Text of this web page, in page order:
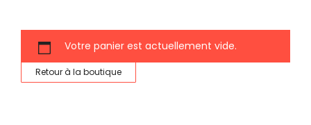
Votre panier est actuellement vide.
Retour à la boutique